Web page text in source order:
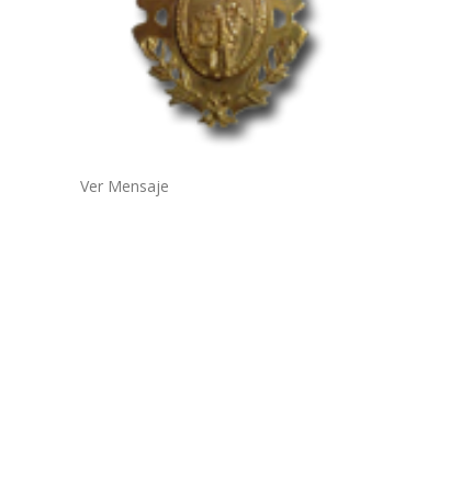
Ver Mensaje